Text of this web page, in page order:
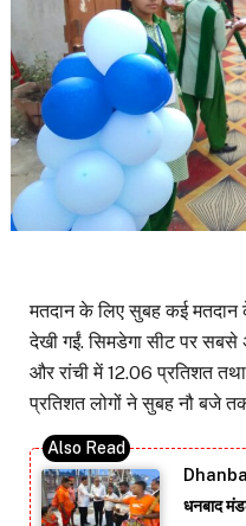
मतदान के लिए सुबह कई मतदान
देखी गईं. सिमडेगा सीट पर
और रांची में 12.06 प्रतिशत
प्रतिशत लोगों ने सुबह नौ बजे
धनबाद